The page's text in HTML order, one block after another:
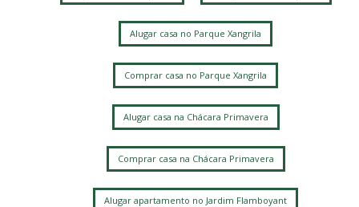
Alugar casa no Parque Xangrila
Comprar casa no Parque Xangrila
Alugar casa na Chácara Primavera
Comprar casa na Chácara Primavera
Alugar apartamento no Jardim Flamboyant